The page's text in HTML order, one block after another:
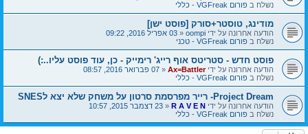
נשלח בפורום VGFreak - כללי
מודינג, טוסטר+סורק [פוסט ישן]
הודעה אחרונה על ידי oompi
«03 אפריל 2016, 09:22
נשלח בפורום VGFreak - טכני
פוסט חדש - סטריטס אוף רייג' רימייק - כן, עוד פוסט עליו..:)
הודעה אחרונה על ידי Ax=Battler
«07 פברואר 2016, 08:57
נשלח בפורום VGFreak - כללי
Project Dream- רייר מפרסמת סרטון על משחק שלא יצא לSNES
הודעה אחרונה על ידי R A V E N
«23 דצמבר 2015, 10:57
נשלח בפורום VGFreak - כללי